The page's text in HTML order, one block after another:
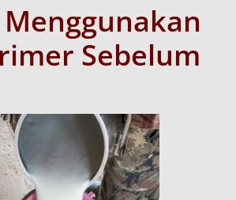
Menggunakan
rimer Sebelum